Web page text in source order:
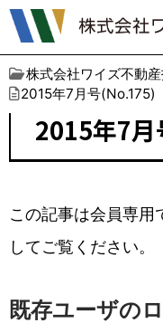
株式会社ワイズ不動
2015年7月号(No.175)
2015年7
この記事は会員専用
してご覧ください。
既存ユーザの